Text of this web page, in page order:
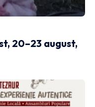
20–23 august,